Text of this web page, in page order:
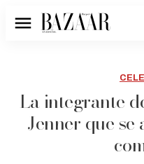
Menú
La integrante
Jenner que